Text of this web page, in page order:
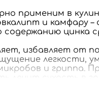
применим в
и камфару –
цинка
избавляет от
легкости,
и гриппа.
лечит сухость в
и селезенки